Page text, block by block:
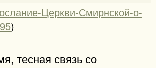
Церкви-Смирнской-о-
)
тесная связь со